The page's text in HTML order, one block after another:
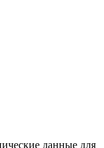
данные для